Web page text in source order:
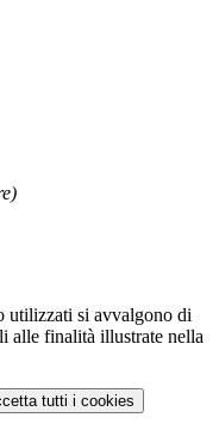
utilizzati si avvalgono di
alle finalità illustrate nella
tutti i cookies